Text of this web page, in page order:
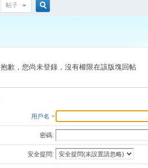
帖子
索
抱歉，您尚未登錄，沒有權限在該版塊回帖
用戶名
密碼:
安全提問: